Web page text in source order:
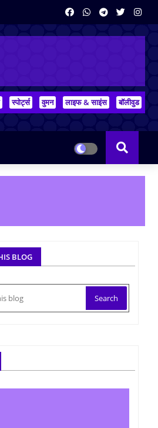
स्पोर्ट्स वुमन लाइफ & साइंस बॉलीवुड
BLOG